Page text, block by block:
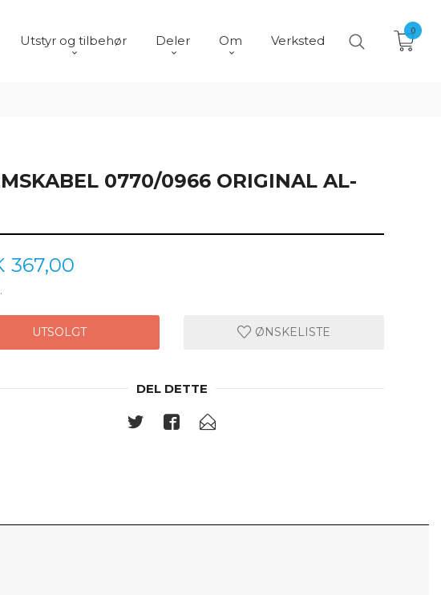
Utstyr og tilbehør Deler Om Verksted
0
0770/0966 ORIGINAL AL-
367,00
UTSOLGT ØNSKELISTE
DEL DETTE